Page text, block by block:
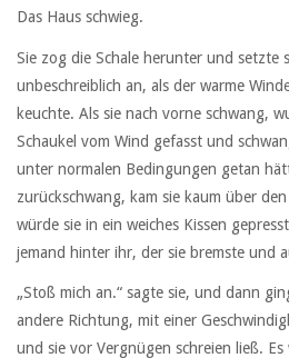
Das Haus schwieg.
Sie zog die Schale herunter und setzte
unbeschreiblich an, als der warme
keuchte. Als sie nach vorne schwang,
Schaukel vom Wind gefasst und
unter normalen Bedingungen getan
zurückschwang, kam sie kaum über
würde sie in ein weiches Kissen
jemand hinter ihr, der sie bremste und
„Stoß mich an.“ sagte sie, und dann
andere Richtung, mit einer
und sie vor Vergnügen schreien ließ.